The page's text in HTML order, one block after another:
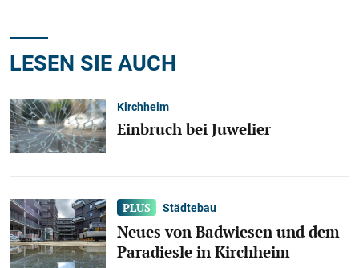
LESEN SIE AUCH
Kirchheim
Einbruch bei Juwelier
Städtebau
Neues von Badwiesen und dem
Paradiesle in Kirchheim